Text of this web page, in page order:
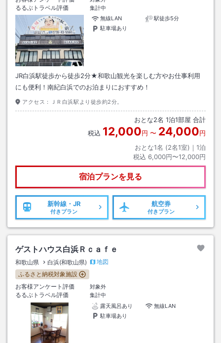
るるぶトラベル評価
集計中
無線LAN
駅徒歩5分
駐車場あり
JR白浜駅徒歩から徒歩2分★和歌山観光を楽しむ方やお仕事利用
にも便利！南紀白浜でのお泊まりにおすすめ！
アクセス： ＪＲ白浜駅より徒歩約2分。
おとな2名 1泊1部屋 合計
税込 12,000円 〜 24,000円
おとな1名 (2名1室)｜ 1泊
税込 6,000円〜12,000円
宿泊プランを見る
新幹線・JR
付きプラン
航空券
付きプラン
ゲストハウス白浜Ｒｃａｆｅ
和歌山県 白浜(和歌山県)
地図
ふるさと納税対象施設
お客様アンケート評価
対象外
るるぶトラベル評価
集計中
露天風呂あり
無線LAN
駐車場あり